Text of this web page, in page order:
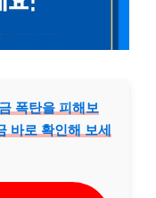
폭탄을 피해보
바로 확인해 보세